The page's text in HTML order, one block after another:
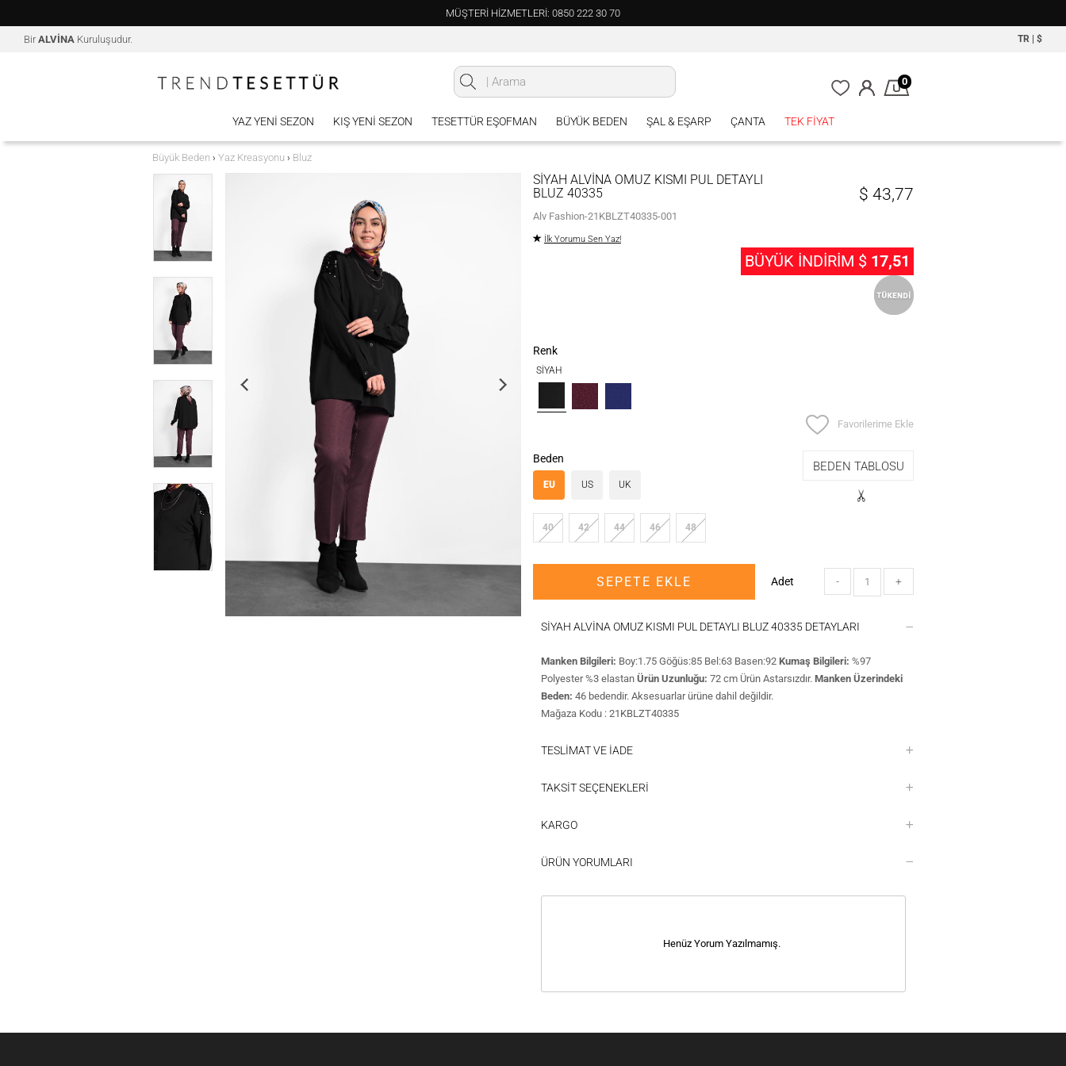
MÜŞTERİ HİZMETLERİ: 0850 222 30 70
Bir ALVİNA Kuruluşudur. TR $
0
YAZ YENI SEZON KIŞ YENI SEZON TESETTÜR EŞOFMAN BÜYÜK BEDEN ŞAL & EŞARP ÇANTA TEK FİYAT
Büyük Beden › Yaz Kreasyonu › Bluz
SİYAH ALVİNA OMUZ KISMI PUL DETAYLI
BLUZ 40335
Alv Fashion-21KBLZT40335-001
İlk Yorumu Sen Yaz!
$ 43,77
BÜYÜK İNDİRİM $ 17,51
Renk
SİYAH
Favorilerime Ekle
Beden
EU US UK
40 42 44 46 48
BEDEN TABLOSU
SEPETE EKLE Adet - +
SİYAH ALVİNA OMUZ KISMI PUL DETAYLI BLUZ 40335 DETAYLARI
Manken Bilgileri: Boy:1.75 Göğüs:85 Bel:63 Basen:92 Kumaş Bilgileri: %97
Polyester %3 elastan Ürün Uzunluğu: 72 cm Ürün Astarsızdır. Manken Üzerindeki
Beden: 46 bedendir. Aksesuarlar ürüne dahil değildir.
Mağaza Kodu : 21KBLZT40335
TESLİMAT VE İADE
TAKSİT SEÇENEKLERİ
KARGO
ÜRÜN YORUMLARI
Henüz Yorum Yazılmamış.